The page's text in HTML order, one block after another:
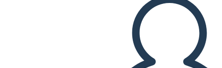
TOISTA DIAESITYS
LUE MINULLE